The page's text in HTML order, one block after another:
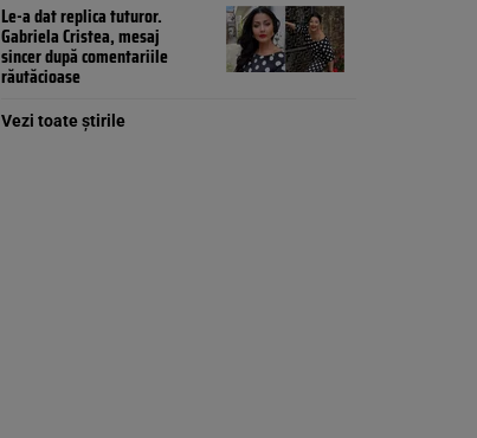
Le-a dat replica tuturor.
Gabriela Cristea, mesaj
sincer după comentariile
răutăcioase
Vezi toate știrile